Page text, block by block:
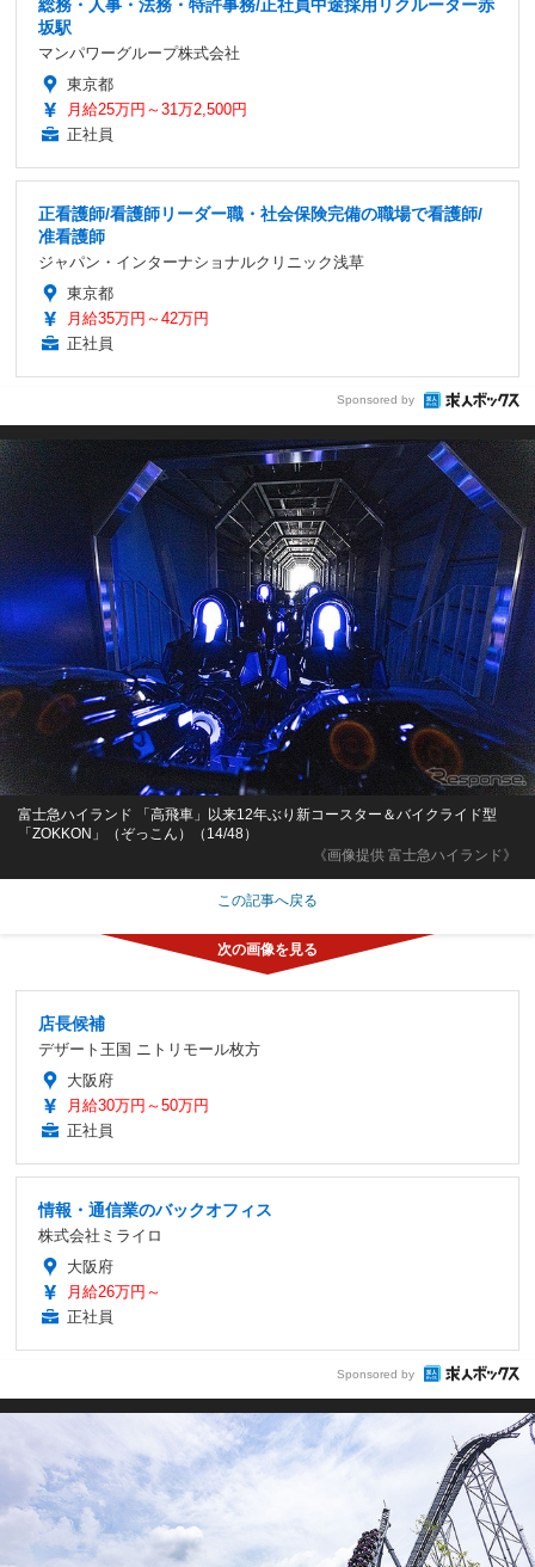
総務・人事・法務・特許事務/正社員中途採用リクルーター赤
坂駅
マンパワーグループ株式会社
東京都
月給25万円～31万2,500円
正社員
正看護師/看護師リーダー職・社会保険完備の職場で看護師/
准看護師
ジャパン・インターナショナルクリニック浅草
東京都
月給35万円～42万円
正社員
Sponsored by
《画像提供 富士急ハイランド》
富士急ハイランド 「高飛車」以来12年ぶり新コースター＆バイクライド型
「ZOKKON」（ぞっこん）（14/48）
この記事へ戻る
店長候補
デザート王国 ニトリモール枚方
大阪府
月給30万円～50万円
正社員
情報・通信業のバックオフィス
株式会社ミライロ
大阪府
月給26万円～
正社員
Sponsored by